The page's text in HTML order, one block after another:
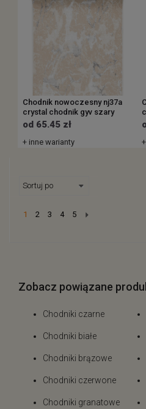
Chodnik nowoczesny nj37a
crystal chodnik gyv szary
od 65.45 zł
+ inne warianty
1 2 3 4 5
Zobacz powiązane
Chodniki czarne
Chodniki białe
Chodniki brązowe
Chodniki czerwone
Chodniki granatowe